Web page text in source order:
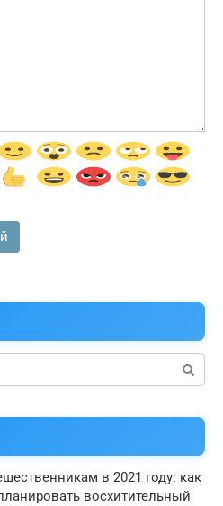
в 2021 году: как
восхитительный